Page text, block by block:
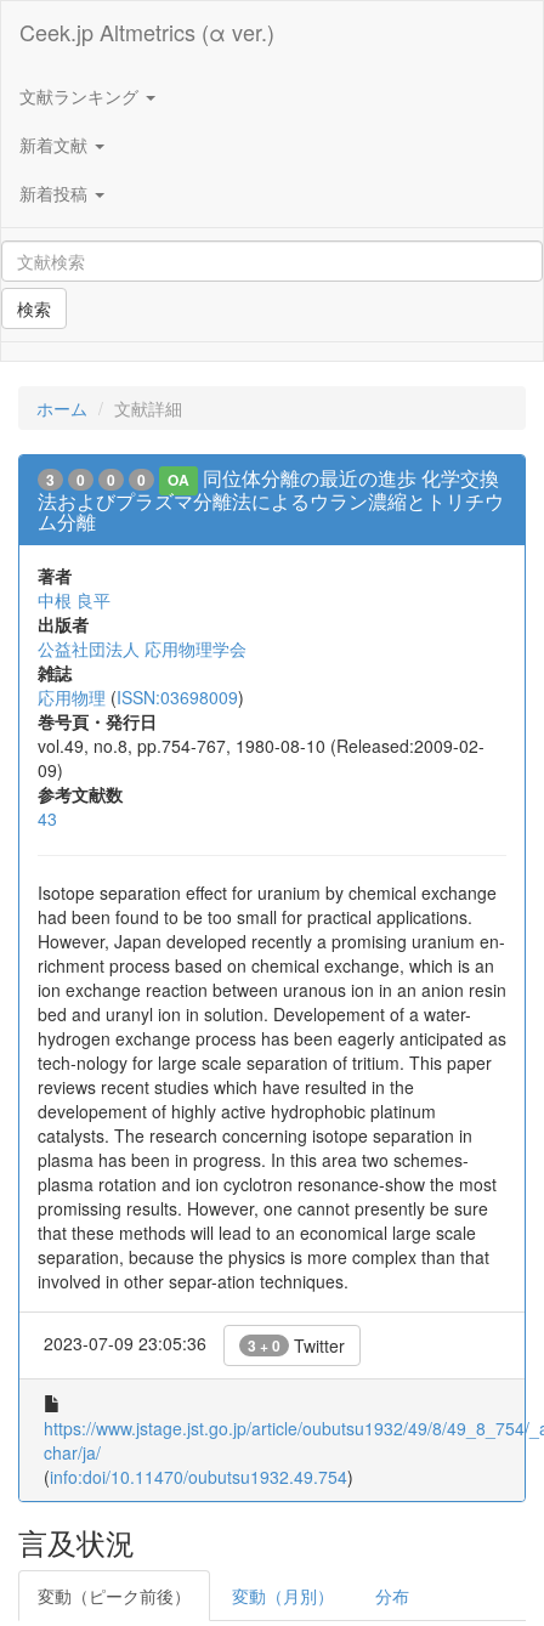
Ceek.jp Altmetrics (α ver.)
文献ランキング
新着文献
新着投稿
検索
ホーム 文献詳細
3 0 0 0 OA
同位体分離の最近の進歩 化学交換
法およびプラズマ分離法によるウラン濃縮とトリチウ
ム分離
著者
中根 良平
出版者
公益社団法人 応用物理学会
雑誌
応用物理 (ISSN:03698009)
巻号頁・発行日
vol.49, no.8, pp.754-767, 1980-08-10 (Released:2009-02-
09)
参考文献数
43
Isotope separation effect for uranium by chemical exchange
had been found to be too small for practical applications.
However, Japan developed recently a promising uranium en-
richment process based on chemical exchange, which is an
ion exchange reaction between uranous ion in an anion resin
bed and uranyl ion in solution. Developement of a water-
hydrogen exchange process has been eagerly anticipated as
tech-nology for large scale separation of tritium. This paper
reviews recent studies which have resulted in the
developement of highly active hydrophobic platinum
catalysts. The research concerning isotope separation in
plasma has been in progress. In this area two schemes-
plasma rotation and ion cyclotron resonance-show the most
promissing results. However, one cannot presently be sure
that these methods will lead to an economical large scale
separation, because the physics is more complex than that
involved in other separ-ation techniques.
2023-07-09 23:05:36 3 + 0 Twitter
https://www.jstage.jst.go.jp/article/oubutsu1932/49/8/49_8_754/
char/ja/
(info:doi/10.11470/oubutsu1932.49.754)
言及状況
変動（ピーク前後） 変動（月別） 分布